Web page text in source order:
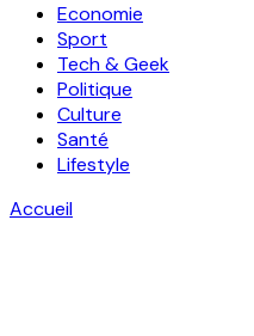
Economie
Sport
Tech & Geek
Politique
Culture
Santé
Lifestyle
Accueil